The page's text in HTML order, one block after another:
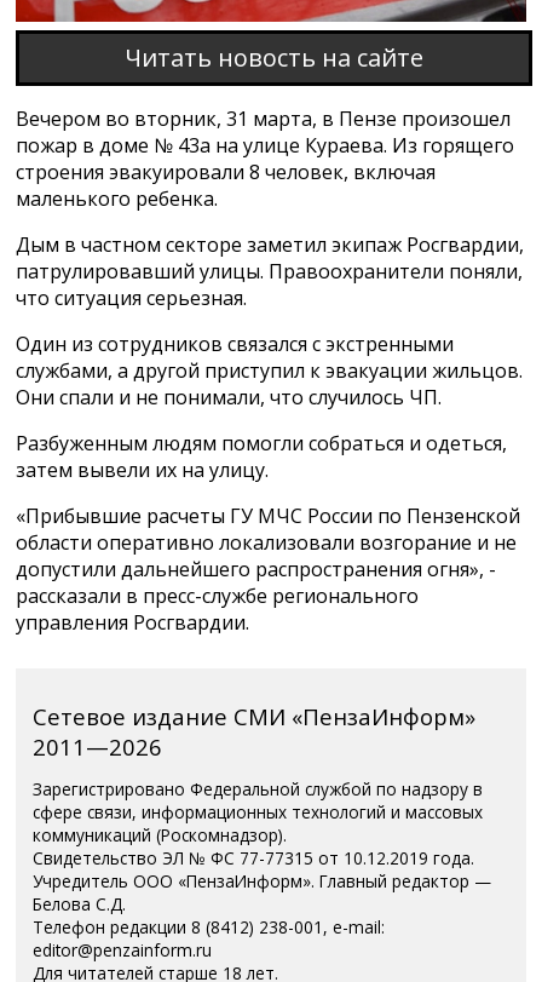
Читать новость на сайте
Вечером во вторник, 31 марта, в Пензе произошел
пожар в доме № 43а на улице Кураева. Из горящего
строения эвакуировали 8 человек, включая
маленького ребенка.
Дым в частном секторе заметил экипаж Росгвардии,
патрулировавший улицы. Правоохранители поняли,
что ситуация серьезная.
Один из сотрудников связался с экстренными
службами, а другой приступил к эвакуации жильцов.
Они спали и не понимали, что случилось ЧП.
Разбуженным людям помогли собраться и одеться,
затем вывели их на улицу.
«Прибывшие расчеты ГУ МЧС России по Пензенской
области оперативно локализовали возгорание и не
допустили дальнейшего распространения огня», -
рассказали в пресс-службе регионального
управления Росгвардии.
Сетевое издание СМИ «ПензаИнформ»
2011—2026
Зарегистрировано Федеральной службой по надзору в
сфере связи, информационных технологий и массовых
коммуникаций (Роскомнадзор).
Свидетельство ЭЛ № ФС 77-77315 от 10.12.2019 года.
Учредитель ООО «ПензаИнформ». Главный редактор —
Белова С.Д.
Телефон редакции 8 (8412) 238-001, e-mail:
editor@penzainform.ru
Для читателей старше 18 лет.